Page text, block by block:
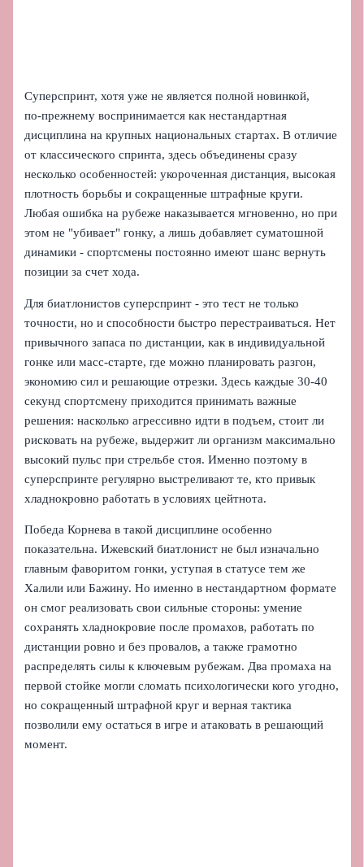
Суперспринт, хотя уже не является полной новинкой,
по‑прежнему воспринимается как нестандартная
дисциплина на крупных национальных стартах. В отличие
от классического спринта, здесь объединены сразу
несколько особенностей: укороченная дистанция, высокая
плотность борьбы и сокращенные штрафные круги.
Любая ошибка на рубеже наказывается мгновенно, но при
этом не "убивает" гонку, а лишь добавляет суматошной
динамики - спортсмены постоянно имеют шанс вернуть
позиции за счет хода.
Для биатлонистов суперспринт - это тест не только
точности, но и способности быстро перестраиваться. Нет
привычного запаса по дистанции, как в индивидуальной
гонке или масс‑старте, где можно планировать разгон,
экономию сил и решающие отрезки. Здесь каждые 30-40
секунд спортсмену приходится принимать важные
решения: насколько агрессивно идти в подъем, стоит ли
рисковать на рубеже, выдержит ли организм максимально
высокий пульс при стрельбе стоя. Именно поэтому в
суперспринте регулярно выстреливают те, кто привык
хладнокровно работать в условиях цейтнота.
Победа Корнева в такой дисциплине особенно
показательна. Ижевский биатлонист не был изначально
главным фаворитом гонки, уступая в статусе тем же
Халили или Бажину. Но именно в нестандартном формате
он смог реализовать свои сильные стороны: умение
сохранять хладнокровие после промахов, работать по
дистанции ровно и без провалов, а также грамотно
распределять силы к ключевым рубежам. Два промаха на
первой стойке могли сломать психологически кого угодно,
но сокращенный штрафной круг и верная тактика
позволили ему остаться в игре и атаковать в решающий
момент.